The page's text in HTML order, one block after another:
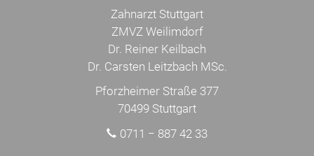
Zahnarzt Stuttgart
ZMVZ Weilimdorf
Dr. Reiner Keilbach
Dr. Carsten Leitzbach MSc.
Pforzheimer Straße 377
70499 Stuttgart
0711 − 887 42 33